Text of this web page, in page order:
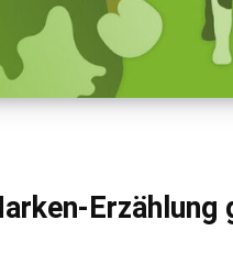
Erzählung